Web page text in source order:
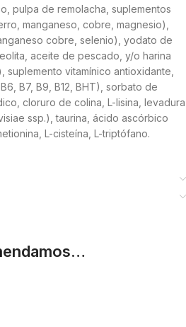
pulpa de remolacha, suplementos
manganeso, cobre, magnesio),
cobre, selenio), yodato de
aceite de pescado, y/o harina
suplemento vitamínico antioxidante,
B7, B9, B12, BHT), sorbato de
cloruro de colina, L-lisina, levadura
ssp.), taurina, ácido ascórbico
L-cisteína, L-triptófano.